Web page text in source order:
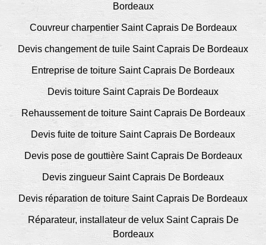
Bordeaux
Couvreur charpentier Saint Caprais De Bordeaux
Devis changement de tuile Saint Caprais De Bordeaux
Entreprise de toiture Saint Caprais De Bordeaux
Devis toiture Saint Caprais De Bordeaux
Rehaussement de toiture Saint Caprais De Bordeaux
Devis fuite de toiture Saint Caprais De Bordeaux
Devis pose de gouttière Saint Caprais De Bordeaux
Devis zingueur Saint Caprais De Bordeaux
Devis réparation de toiture Saint Caprais De Bordeaux
Réparateur, installateur de velux Saint Caprais De
Bordeaux